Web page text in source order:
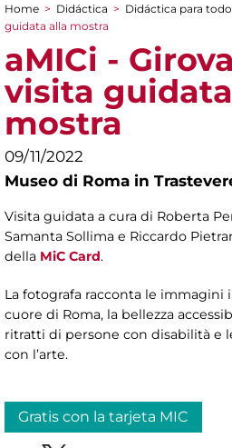
You are here
Home > Didáctica > Didáctica para
guidata alla mostra
aMICi -
visita
mostra
09/11/2022
Museo di Roma in
Visita guidata a cura di Roberta
Samanta Sollima e Riccardo
della MiC Card.
La fotografa racconta le immagini
cuore di Roma, la bellezza
ritratti di persone con disabilità e
con l’arte.
Gratis con la tarjeta MIC